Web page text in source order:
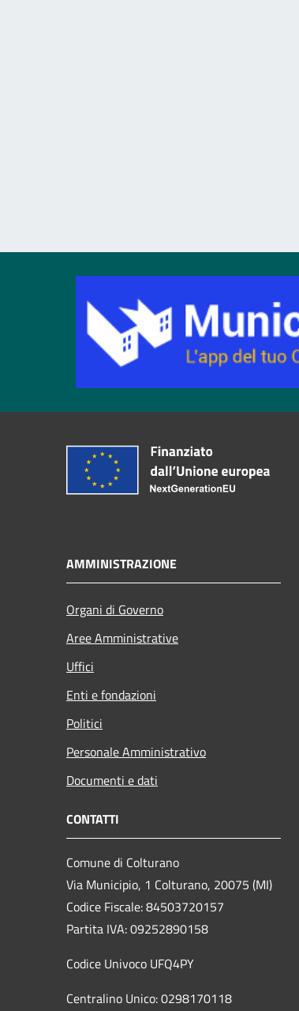
AMMINISTRAZIONE
Organi di Governo
Aree Amministrative
Uffici
Enti e fondazioni
Politici
Personale Amministrativo
Documenti e dati
CONTATTI
Comune di Colturano
Via Municipio, 1 Colturano, 20075 (MI)
Codice Fiscale: 84503720157
Partita IVA: 09252890158
Codice Univoco UFQ4PY
Centralino Unico: 0298170118